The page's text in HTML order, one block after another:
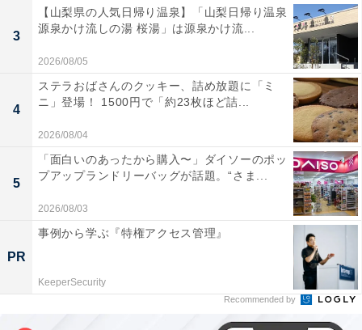
3
【山梨県の人気日帰り温泉】「山梨日帰り温泉
源泉かけ流しの湯 桜湯」は源泉かけ流...
2026/08/05
4
ステラおばさんのクッキー、詰め放題に「ミ
ニ」登場！ 1500円で「約23枚ほど詰...
2026/08/04
5
「面白いのあったから購入〜」ダイソーのポッ
プアップランドリーバッグが話題。“さま...
2026/08/03
PR
事例から学ぶ『特権アクセス管理』
KeeperSecurity
Recommended by